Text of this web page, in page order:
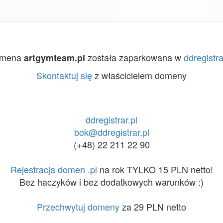
artgymteam.pl została zaparkowana w
Skontaktuj sięz właścicielem domeny
ddregistrar.pl
bok@ddregistrar.pl
(+48) 22 211 22 90
Rejestracja domen .pl na rok TYLKO 15 PLN netto!
Bez haczyków i bez dodatkowych warunków :)
Przechwytuj domenyza 29 PLN netto